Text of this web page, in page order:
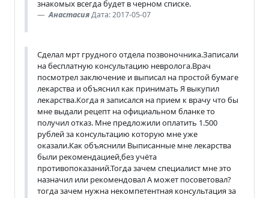
знакомых всегда будет в черном списке.
АнастасияДата: 2017-05-07
Сделал мрт грудного отдела позвоночника.Записали
на бесплатную консультацию невролога.Врач
посмотрел заключение и выписал на простой бумаге
лекарства и объяснил как принимать Я выкупил
лекарства.Когда я записался на прием к врачу что бы
мне выдали рецепт на официальном бланке то
получил отказ. Мне предложили оплатить 1.500
рублей за консультацию которую мне уже
оказали.Как объяснили Выписанные мне лекарства
были рекомендацией,без учёта
противопоказаний.Тогда зачем специалист мне это
назначил или рекомендовал А может посоветовал?
тогда зачем нужна некомпетентная консультация за